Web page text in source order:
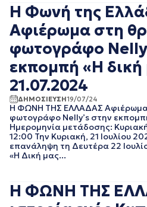
ΙΟΥΝΙΟΣ 2021
ΜΑΙΟΣ 2021
ΑΠΡΙΛΙΟΣ
ΜΑΡΤΙΟΣ
ΙΑΝΟΥΑΡΙΟΣ
ΟΚΤΩΒΡΙΟΣ
ΑΥΓΟΥΣΤΟΣ
ΙΟΥΛΙΟΣ 2020
ΜΑΡΤΙΟΣ
Η Φωνή της
Αφιέρωμα στη
φωτογράφο
εκπομπή «Η δική
21.07.2024
ΔΗΜΟΣΙΕΥΣΗ19/07/24
Η ΦΩΝΗ ΤΗΣ ΕΛΛΑΔΑΣ Αφιέρωμα
φωτογράφο Nelly’s στην
Ημερομηνία μετάδοσης:
12:00 Την Κυριακή, 21 Ιουλίου
επανάληψη τη Δευτέρα 22
«Η Δική μας...
Η ΦΩΝΗ ΤΗΣ